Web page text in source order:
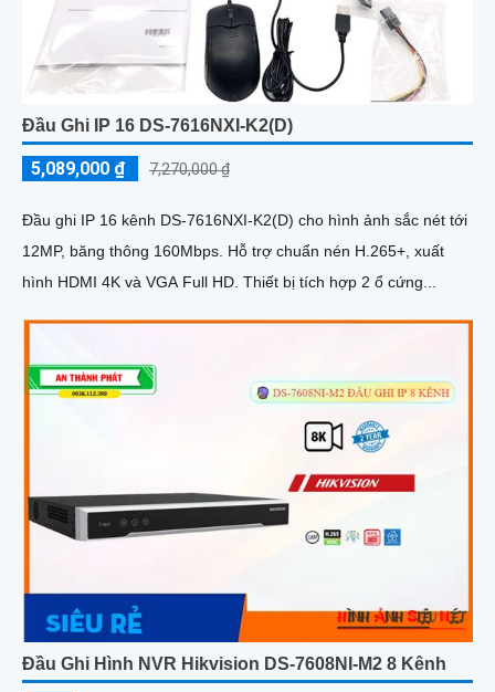
Đầu Ghi IP 16 DS-7616NXI-K2(D)
5,089,000 ₫ 7,270,000 ₫
Đầu ghi IP 16 kênh DS-7616NXI-K2(D) cho hình ảnh sắc nét tới
12MP, băng thông 160Mbps. Hỗ trợ chuẩn nén H.265+, xuất
hình HDMI 4K và VGA Full HD. Thiết bị tích hợp 2 ổ cứng...
Đầu Ghi Hình NVR Hikvision DS-7608NI-M2 8 Kênh